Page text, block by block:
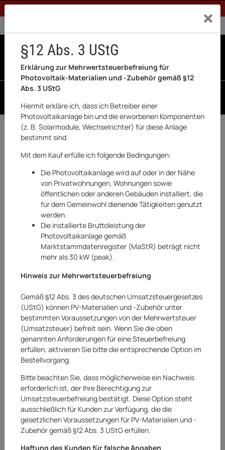
1% Rabatt bei Banküberweisung (Privatkunden)Exklusiv
Zurück Optimierer
Tigo
Tigo Optimierer TS4-A-O
Art.Nr.:20241818AR
33,50 €
0% USt. für Betreiber der Anlage gem. § 12 Abs. 3 UStG
§12 Abs. 3 UStG
Erklärung zur Mehrwertsteuerbefreiung für
Photovoltaik-Materialien und -Zubehör gemäß §12
Abs. 3 UStG
Hiermit erkläre ich, dass ich Betreiber einer
Photovoltaikanlage bin und die erworbenen Komponenten
(z. B. Solarmodule, Wechselrichter) für diese Anlage
bestimmt sind.
Mit dem Kauf erfülle ich folgende Bedingungen:
Die Photovoltaikanlage wird auf oder in der Nähe
von Privatwohnungen, Wohnungen sowie
öffentlichen oder anderen Gebäuden installiert, die
für dem Gemeinwohl dienende Tätigkeiten genutzt
werden.
Die installierte Bruttoleistung der
Photovoltaikanlage gemäß
Marktstammdatenregister (MaStR) beträgt nicht
mehr als 30 kW (peak).
Hinweis zur Mehrwertsteuerbefreiung
Gemäß §12 Abs. 3 des deutschen Umsatzsteuergesetzes
(UStG) können PV-Materialien und -Zubehör unter
bestimmten Voraussetzungen von der Mehrwertsteuer
(Umsatzsteuer) befreit sein. Wenn Sie die oben
genannten Anforderungen für eine Steuerbefreiung
erfüllen, aktivieren Sie bitte die entsprechende Option im
Bestellvorgang.
Bitte beachten Sie, dass möglicherweise ein Nachweis
erforderlich ist, der Ihre Berechtigung zur
Umsatzsteuerbefreiung bestätigt. Diese Option steht
ausschließlich für Kunden zur Verfügung, die die
gesetzlichen Voraussetzungen für PV-Materialien und -
Zubehör gemäß §12 Abs. 3 UStG erfüllen.
Haftung des Kunden für falsche Angaben